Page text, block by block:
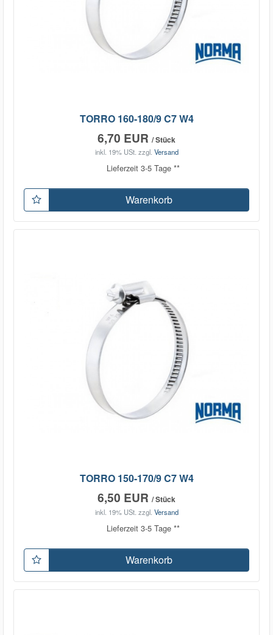
TORRO 160-180/9 C7 W4
6,70 EUR / Stück
inkl. 19% USt. zzgl. Versand
Lieferzeit 3-5 Tage **
Warenkorb
TORRO 150-170/9 C7 W4
6,50 EUR / Stück
inkl. 19% USt. zzgl. Versand
Lieferzeit 3-5 Tage **
Warenkorb